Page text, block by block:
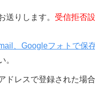
送りします。 受信拒否
、Googleフォトで保
。
ドレスで登録された場